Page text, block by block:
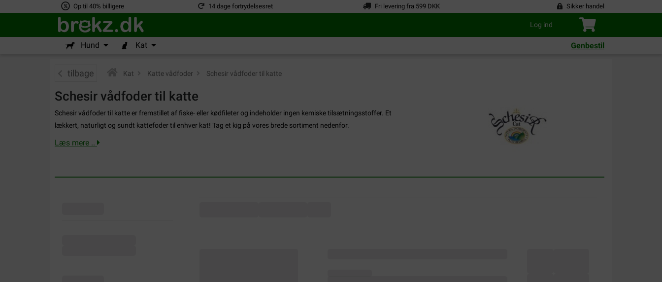
Op til 40% billigere 14 dage fortrydelsesret Fri levering fra 599 DKK Sikker handel
Log ind
Hund Kat Genbestil
tilbage Kat Katte vådfoder Schesir vådfoder til katte
Schesir vådfoder til katte
Schesir vådfoder til katte er fremstillet af fiske- eller kødfileter og indeholder ingen kemiske tilsætningsstoffer. Et
lækkert, naturligt og sundt kattefoder til enhver kat! Tag et kig på vores brede sortiment nedenfor.
Læs mere ..